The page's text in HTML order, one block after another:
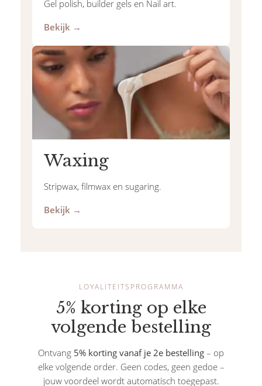
Gel polish, builder gels en Nail art.
Bekijk →
Waxing
Stripwax, filmwax en sugaring.
Bekijk →
LOYALITEITSPROGRAMMA
5% korting op elke
volgende bestelling
Ontvang 5% korting vanaf je 2e bestelling – op
elke volgende order. Geen codes, geen gedoe –
jouw voordeel wordt automatisch toegepast.